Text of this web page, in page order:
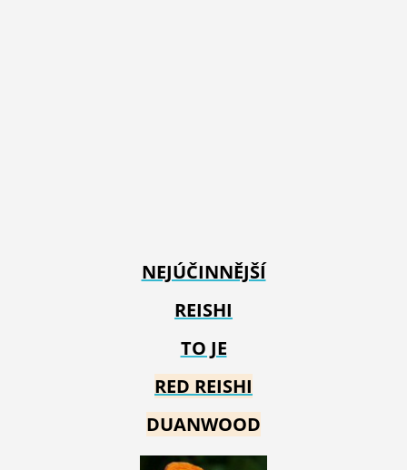
NEJÚČINNĚJŠÍ
REISHI
TO JE
RED REISHI
DUANWOOD